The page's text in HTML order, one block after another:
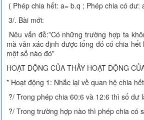
( Phép chia hết: a= b.q ; Phép chia có dư:
3/. Bài mới:
Nêu vấn đề:”Có những trường hợp ta
mà vẫn xác định được tổng đó có chia hết
một số nào đó”
HOẠT ĐỘNG CỦA THẦY HOẠT ĐỘNG
* Hoạt động 1: Nhắc lại về quan hệ chia
?/ Trong phép chia 60:6 và 12:6 thì số dư
?/ Trong trường hợp nào thì phép chia có